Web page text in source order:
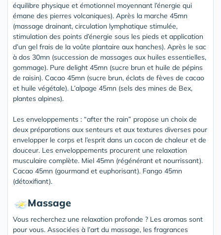
équilibre physique et émotionnel moyennant l’énergie qui
émane des pierres volcaniques). Après la marche 45mn
(massage drainant, circulation lymphatique stimulée,
stimulation des points d’énergie sous les pieds et application
d’un gel frais de la voûte plantaire aux hanches). Après le sac
à dos 30mn (succession de massages aux huiles essentielles,
gommage). Pure delight 45mn (sucre brun et huile de pépins
de raisin). Cacao 45mn (sucre brun, éclats de fèves de cacao
et huile végétale). L’alpage 45mn (sels des mines de Bex,
plantes alpines).
Les enveloppements : “after the rain” propose un choix de
deux préparations aux senteurs et aux textures diverses pour
envelopper le corps et l’esprit dans un cocon de chaleur et de
douceur. Les enveloppements procurent une relaxation
musculaire complète. Miel 45mn (régénérant et nourrissant).
Cacao 45mn (gourmand et euphorisant). Fango 45mn
(détoxifiant).
Massage
Vous recherchez une relaxation profonde ? Les aromas sont
pour vous. Associées à l’art du massage, les fragrances